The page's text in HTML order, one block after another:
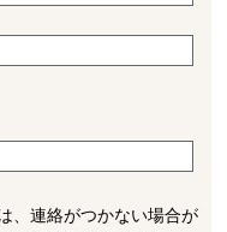
、連絡がつかない場合が